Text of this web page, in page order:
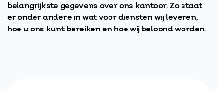
belangrijkste gegevens over ons kantoor. Zo staat
er onder andere in wat voor diensten wij leveren,
hoe u ons kunt bereiken en hoe wij beloond worden.